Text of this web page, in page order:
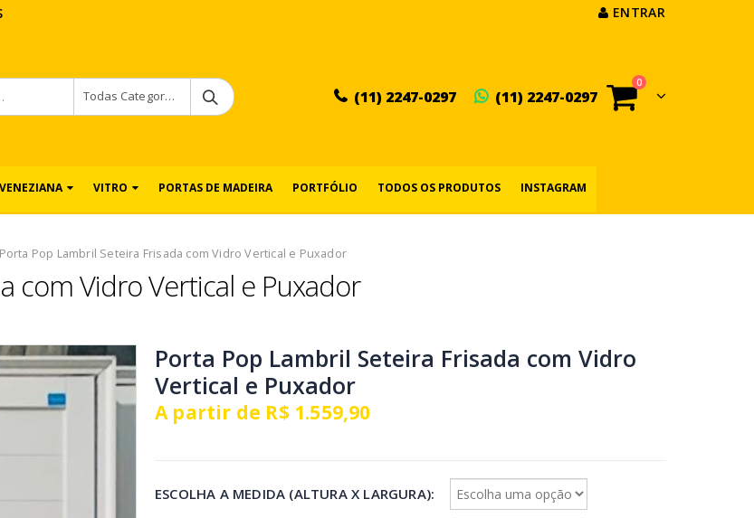
ENTRAR
Todas Categorias (11) 2247-0297 (11) 2247-0297
0
VENEZIANA VITRO PORTAS DE MADEIRA PORTFÓLIO TODOS OS PRODUTOS INSTAGRAM
Porta Pop Lambril Seteira Frisada com Vidro Vertical e Puxador
com Vidro Vertical e Puxador
Porta Pop Lambril Seteira Frisada com Vidro
Vertical e Puxador
A partir de R$1.559,90
ESCOLHA A MEDIDA (ALTURA X LARGURA)